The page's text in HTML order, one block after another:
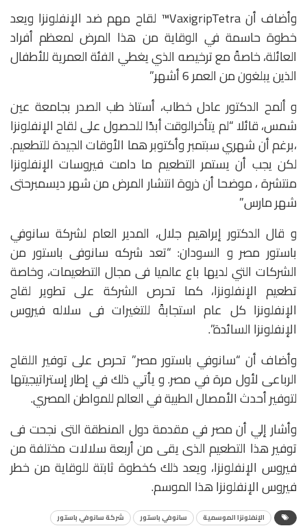
وأضاف أن VaxigripTetra™️ لقاح مهم ضد الإنفلونزا ويعد
خطوة حاسمة في الوقاية من هذا المرض لمعظم أفراد
العائلة، خاصةً مع ترخيصه الذي يغطي الفئة العمرية للأطفال
الذين يبلغون من العمر 6 أشهر.”
و ألمح الدكتور عادل خطاب، أستاذ طب الصدر بجامعة عين
شمس، قائلا “لم يتأخرالوقت أبدًا للحصول على لقاح الإنفلونزا
،برغم أن شهري سبتمبر وأكتوبر هما الأوقات الجيدة للتطعيم.
لكن يجب أن يستمر التطعيم ما دامت فيروسات الإنفلونزا
منتشرة ، موضحا أن ذروة انتشار المرض من شهر ديسمبرحتى
شهر مارس.”
و قال الدكتور إبراهيم جلال، المدير العام لشركة سانوفي
باستور مصر و السودان: “تعد شركه سانوفى باستور من
الشركات التي لديها باع عالميا فى مجال التطعيمات، وخاصة
تطعيم الإنفلونزا، كما تحرص الشركة على تطوير لقاح
الإنفلونزا كل عام استجابةً للتغيرات فى سلاله فيروس
الإنفلونزا السائدة”.
وأضاف أن “سانوفي باستور مصر” تحرص على توفير اللقاح
الرباعى لأول مرة في مصر. و يأتي ذلك في إطار إستراتيجيتها
لتوفير أحدث الأمصال الطبية في العالم للمواطن المصري.
وأشار إلي أن مصر في مقدمة دول المنطقة التى نجحت فى
توفير هذا التطعيم الذى يقى من أربعة سلالات مختلفة من
فيروس الإنفلونزا، ويعد ذلك كخطوة ثابتة للوقاية من خطر
فيروس الإنفلونزا هذا الموسم.
الإنفلونزا الموسمية سانوفي باستور
شركة سانوفي باستور